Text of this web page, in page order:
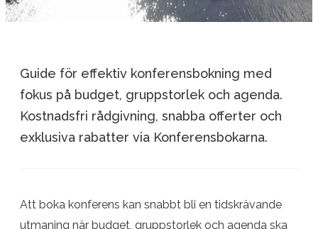
Guide för effektiv konferensbokning med
fokus på budget, gruppstorlek och agenda.
Kostnadsfri rådgivning, snabba offerter och
exklusiva rabatter via Konferensbokarna.
Att boka konferens kan snabbt bli en tidskrävande
utmaning när budget, gruppstorlek och agenda ska